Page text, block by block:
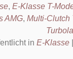
, E-Klasse T-
AMG, Multi-Clutch
in E-Klasse